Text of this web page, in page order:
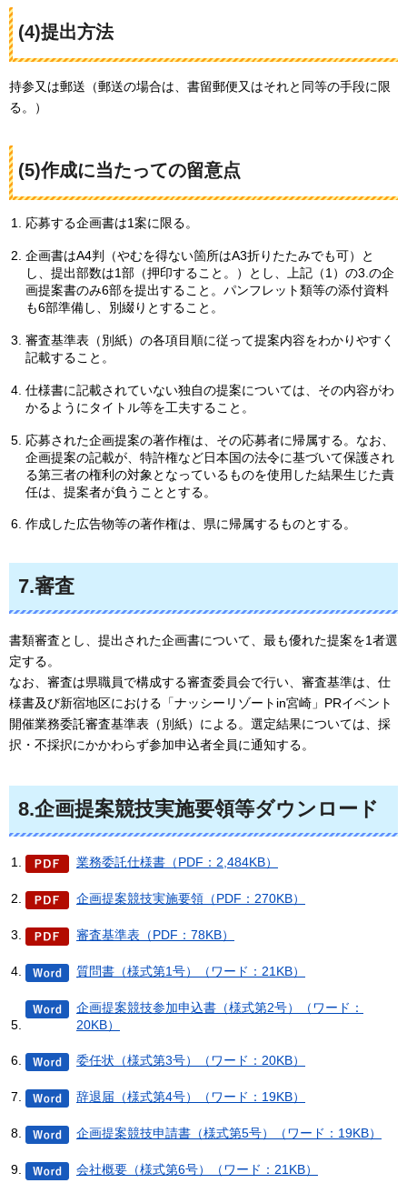
(4)提出方法
持参又は郵送（郵送の場合は、書留郵便又はそれと同等の手段に限
る。）
(5)作成に当たっての留意点
応募する企画書は1案に限る。
企画書はA4判（やむを得ない箇所はA3折りたたみでも可）と
し、提出部数は1部（押印すること。）とし、上記（1）の3.の企
画提案書のみ6部を提出すること。パンフレット類等の添付資料
も6部準備し、別綴りとすること。
審査基準表（別紙）の各項目順に従って提案内容をわかりやすく
記載すること。
仕様書に記載されていない独自の提案については、その内容がわ
かるようにタイトル等を工夫すること。
応募された企画提案の著作権は、その応募者に帰属する。なお、
企画提案の記載が、特許権など日本国の法令に基づいて保護され
る第三者の権利の対象となっているものを使用した結果生じた責
任は、提案者が負うこととする。
作成した広告物等の著作権は、県に帰属するものとする。
7.審査
書類審査とし、提出された企画書について、最も優れた提案を1者選
定する。
なお、審査は県職員で構成する審査委員会で行い、審査基準は、仕
様書及び新宿地区における「ナッシーリゾートin宮崎」PRイベント
開催業務委託審査基準表（別紙）による。選定結果については、採
択・不採択にかかわらず参加申込者全員に通知する。
8.企画提案競技実施要領等ダウンロード
業務委託仕様書（PDF：2,484KB）
企画提案競技実施要領（PDF：270KB）
審査基準表（PDF：78KB）
質問書（様式第1号）（ワード：21KB）
企画提案競技参加申込書（様式第2号）（ワード：
20KB）
委任状（様式第3号）（ワード：20KB）
辞退届（様式第4号）（ワード：19KB）
企画提案競技申請書（様式第5号）（ワード：19KB）
会社概要（様式第6号）（ワード：21KB）